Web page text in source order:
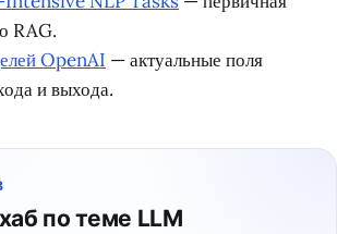
RAG.
OpenAI — актуальные поля
и выхода.
по теме LLM